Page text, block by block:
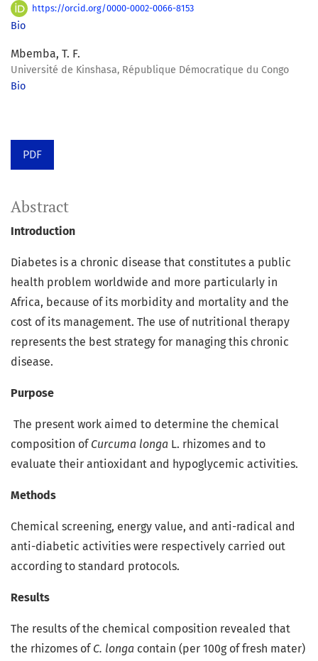
https://orcid.org/0000-0002-0066-8153
Bio
Mbemba, T. F.
Université de Kinshasa, République Démocratique du Congo
Bio
PDF
Abstract
Introduction
Diabetes is a chronic disease that constitutes a public
health problem worldwide and more particularly in
Africa, because of its morbidity and mortality and the
cost of its management. The use of nutritional therapy
represents the best strategy for managing this chronic
disease.
Purpose
The present work aimed to determine the chemical
composition of Curcuma longa L. rhizomes and to
evaluate their antioxidant and hypoglycemic activities.
Methods
Chemical screening, energy value, and anti-radical and
anti-diabetic activities were respectively carried out
according to standard protocols.
Results
The results of the chemical composition revealed that
the rhizomes of C. longa contain (per 100g of fresh mater)